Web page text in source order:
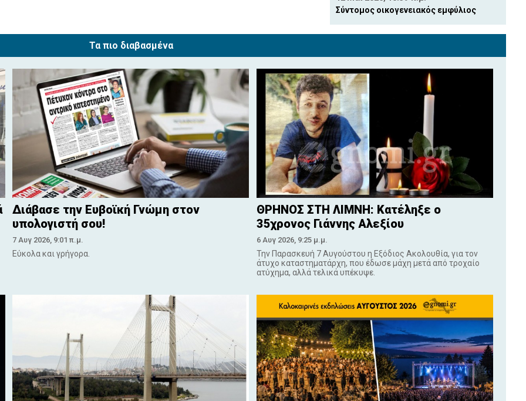
Σύντομος οικογενειακός εμφύλιος
Τα πιο διαβασμένα
Διάβασε την Ευβοϊκή Γνώμη στον
υπολογιστή σου!
7 Αυγ 2026, 9:01 π.μ.
Εύκολα και γρήγορα.
ΘΡΗΝΟΣ ΣΤΗ ΛΙΜΝΗ: Κατέληξε ο
35χρονος Γιάννης Αλεξίου
6 Αυγ 2026, 9:25 μ.μ.
Την Παρασκευή 7 Αυγούστου η Εξόδιος Ακολουθία, για τον
άτυχο καταστηματάρχη, που έδωσε μάχη μετά από τροχαίο
ατύχημα, αλλά τελικά υπέκυψε.